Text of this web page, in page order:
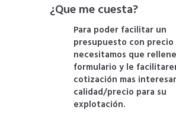
¿Que me cuesta?
Para poder facilitar un
presupuesto con
necesitamos que
formulario y le
cotización mas
calidad/precio para su
explotación.